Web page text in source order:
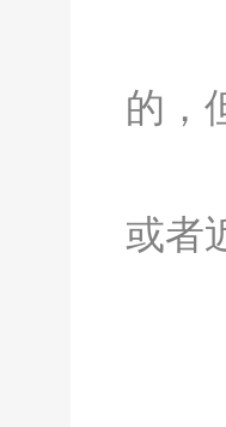
(
的，
(
或者
(
(